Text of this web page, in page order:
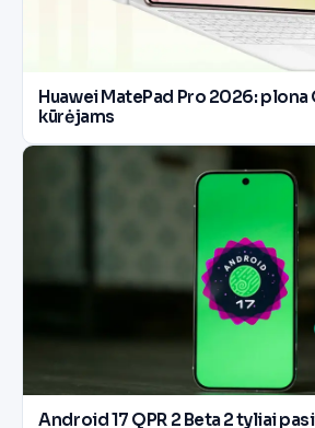
Huawei MatePad Pro 2026: plona
kūrėjams
Android 17 QPR 2 Beta 2 tyliai